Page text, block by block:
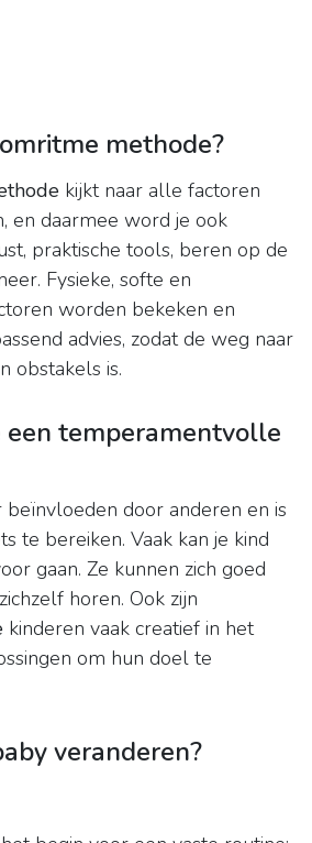
methode?
kijkt naar alle factoren
en daarmee word je ook
praktische tools, beren op de
Fysieke, softe en
worden bekeken en
advies, zodat de weg naar
obstakels is.
een temperamentvolle
beïnvloeden door anderen en is
te bereiken. Vaak kan je kind
gaan. Ze kunnen zich goed
horen. Ook zijn
kinderen vaak creatief in het
om hun doel te
veranderen?